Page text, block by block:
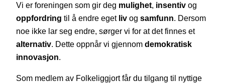
Vi er foreningen som gir deg mulighet, insentiv og
oppfordring til å endre eget liv og samfunn. Dersom
noe ikke lar seg endre, sørger vi for at det finnes et
alternativ. Dette oppnår vi gjennom demokratisk
innovasjon.
Som medlem av Folkeliggjort får du tilgang til nyttige